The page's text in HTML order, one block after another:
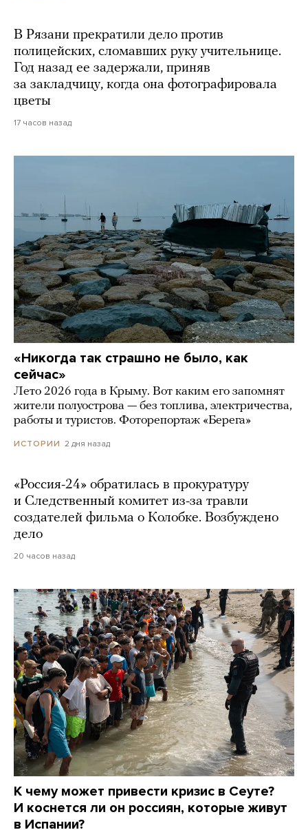
В Рязани прекратили дело против
полицейских, сломавших руку учительнице.
Год назад ее задержали, приняв
за закладчицу, когда она фотографировала
цветы
17 часов назад
«Никогда так страшно не было, как
сейчас»
Лето 2026 года в Крыму. Вот каким его запомнят
жители полуострова — без топлива, электричества,
работы и туристов. Фоторепортаж «Берега»
ИСТОРИИ 2 дня назад
«Россия-24» обратилась в прокуратуру
и Следственный комитет из-за травли
создателей фильма о Колобке. Возбуждено
дело
20 часов назад
К чему может привести кризис в Сеуте?
И коснется ли он россиян, которые живут
в Испании?